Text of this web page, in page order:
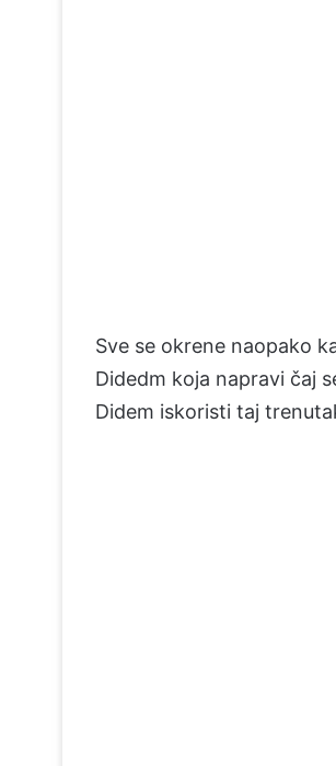
Sve se okrene naopako
Didedm koja napravi čaj
Didem iskoristi taj